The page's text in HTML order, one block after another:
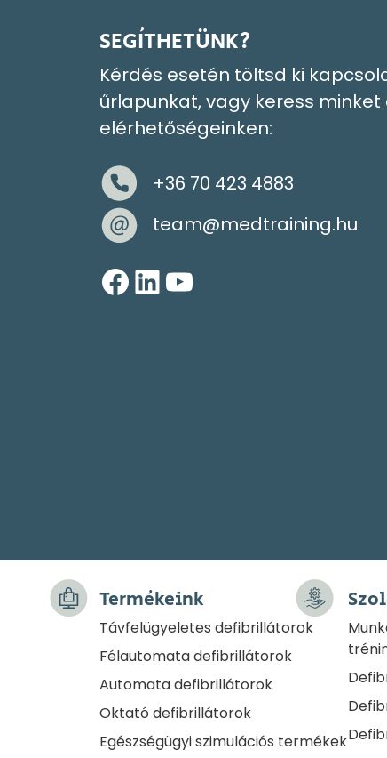
SEGÍTHETÜNK?
Kérdés esetén töltsd ki
űrlapunkat, vagy keress minket
elérhetőségeinken:
+36 70 423 4883
team@medtraining.hu
Facebook LinkedIn YouTube
Termékeink
Távfelügyeletes defibrillátorok
Félautomata defibrillátorok
Automata defibrillátorok
Oktató defibrillátorok
Egészségügyi szimulációs termékek